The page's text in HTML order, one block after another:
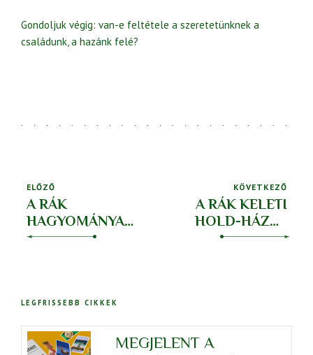
Gondoljuk végig: van-e feltétele a szeretetünknek a
családunk, a hazánk felé?
ELŐZŐ
A RÁK
HAGYOMÁNYAI
II. – SARLÓS
KÖVETKEZŐ
A RÁK KELETI
HOLD-HÁZAI:
ÖKÖR, GÓLYA,
LEGFRISSEBB CIKKEK
MEGJELENT A